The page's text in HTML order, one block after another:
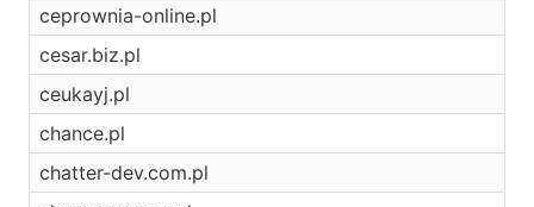
ceprownia-online.pl
cesar.biz.pl
ceukayj.pl
chance.pl
chatter-dev.com.pl